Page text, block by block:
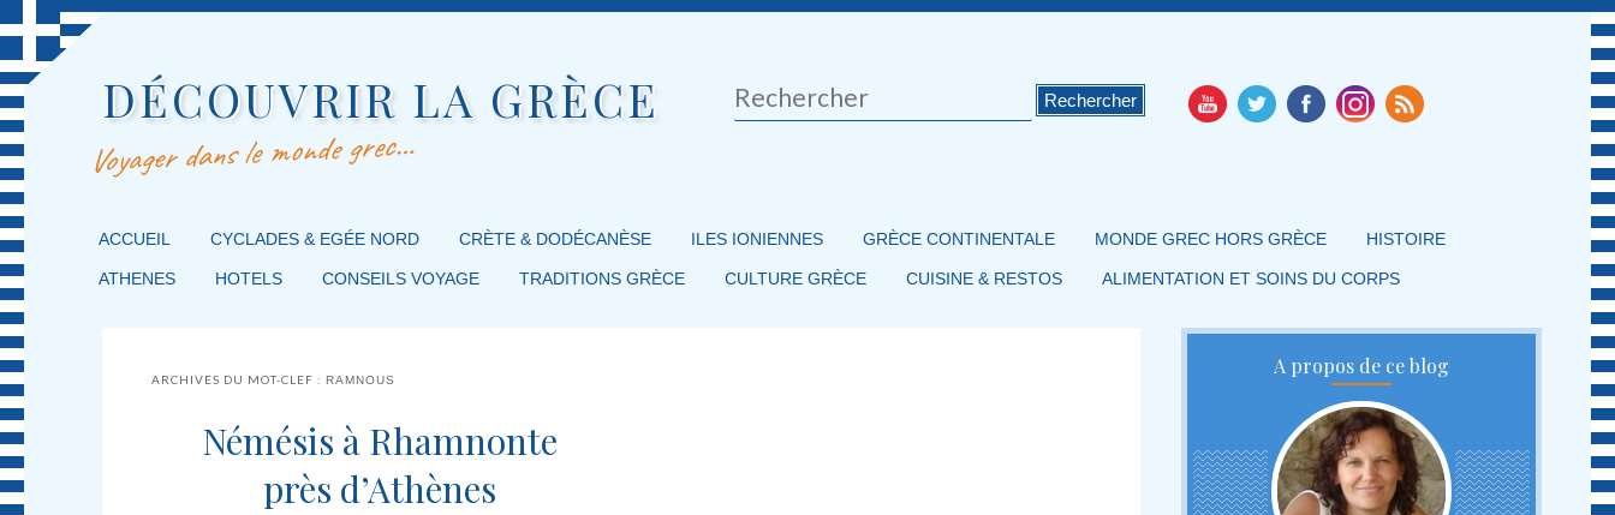
DÉCOUVRIR LA GRÈCE
Voyager dans le monde grec…
Rechercher
MENU PRINCIPAL
MASQUER LA NAVIGATION PRINCIPALE
MASQUER LA NAVIGATION SECONDAIRE
ACCUEIL CYCLADES & EGÉE NORD CRÈTE & DODÉCANÈSE ILES IONIENNES GRÈCE CONTINENTALE MONDE GREC HORS GRÈCE HISTOIRE
ATHENES HOTELS CONSEILS VOYAGE TRADITIONS GRÈCE CULTURE GRÈCE CUISINE & RESTOS ALIMENTATION ET SOINS DU CORPS
ARCHIVES DU MOT-CLEF :RAMNOUS
Némésis à Rhamnonte
près d’Athènes
A propos de ce blog